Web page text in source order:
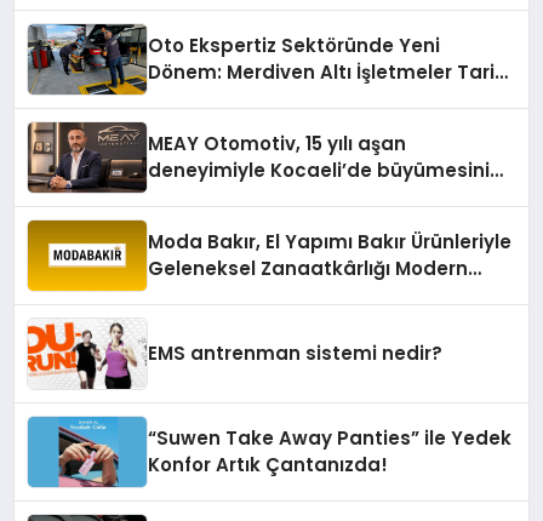
Oto Ekspertiz Sektöründe Yeni
Dönem: Merdiven Altı İşletmeler Tarih
MEAY Otomotiv, 15 yılı aşan
deneyimiyle Kocaeli’de büyümesini
Moda Bakır, El Yapımı Bakır Ürünleriyle
Geleneksel Zanaatkârlığı Modern
EMS antrenman sistemi nedir?
“Suwen Take Away Panties” ile Yedek
Konfor Artık Çantanızda!